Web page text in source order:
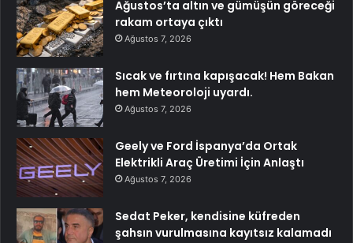
Ağustos’ta altın ve gümüşün göreceği
rakam ortaya çıktı
Ağustos 7, 2026
Sıcak ve fırtına kapışacak! Hem Bakan
hem Meteoroloji uyardı.
Ağustos 7, 2026
Geely ve Ford İspanya’da Ortak
Elektrikli Araç Üretimi İçin Anlaştı
Ağustos 7, 2026
Sedat Peker, kendisine küfreden
şahsın vurulmasına kayıtsız kalamadı